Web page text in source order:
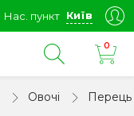
Нас. пункт Київ
0
Овочі Перець